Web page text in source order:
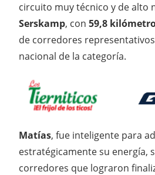
circuito muy técnico y de alto
Serskamp, con 59,8
de corredores
nacional de la categoría.
Matías, fue inteligente para
estratégicamente su energía,
corredores que lograron